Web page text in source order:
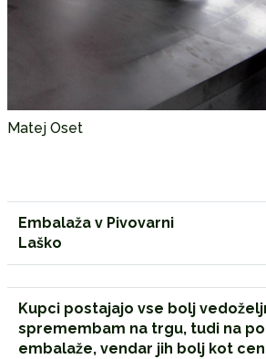
Matej Oset
Embalaža v Pivovarni
Laško
Kupci postajajo vse bolj
spremembam na trgu, tudi na
embalaže, vendar jih bolj kot